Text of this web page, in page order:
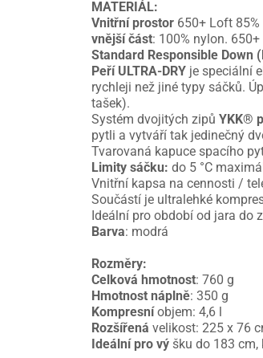
MATERIÁL:
Vnitřní prostor 650+ Loft
vnější část: 100% nylon.
Standard Responsible Down
Peří ULTRA-DRY je speciální
rychleji než jiné typy sáčků.
tašek).
Systém dvojitých zipů YKK®
pytli a vytváří tak jedinečný
Tvarovaná kapuce spacího
Limity sáčku: do 5 °C
Vnitřní kapsa na cennosti /
Součástí je ultralehké
Ideální pro období od jara do
Barva: modrá
Rozměry:
Celková hmotnost: 760 g
Hmotnost náplně: 350 g
Kompresníobjem: 4,6 l
Rozšířená velikost: 225 x 76
Ideální pro vý šku do 183 cm,